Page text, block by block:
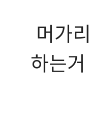
머가
하는